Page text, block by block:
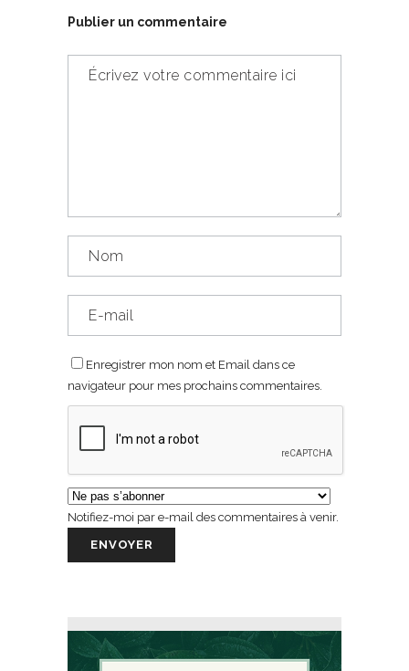
Publier un commentaire
Enregistrer mon nom et Email dans ce
navigateur pour mes prochains commentaires.
Notifiez-moi par e-mail des commentaires à venir.